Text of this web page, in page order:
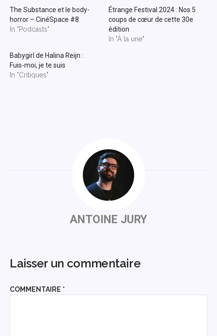
The Substance et le body-
horror – CinéSpace #8
In "Podcasts"
Étrange Festival 2024 : Nos 5
coups de cœur de cette 30e
édition
In "À la une"
Babygirl de Halina Reijn :
Fuis-moi, je te suis
In "Critiques"
ANTOINE JURY
Laisser un commentaire
COMMENTAIRE *